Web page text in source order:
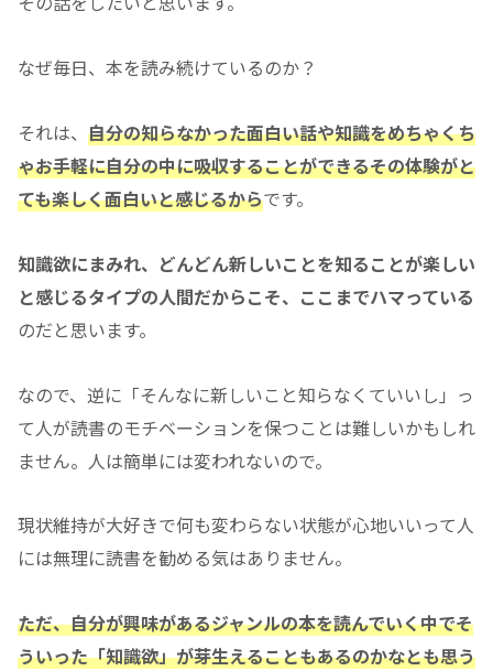
なぜ毎日、本を読み続けているのか？
それは、 自分の知らなかった面白い話や知識をめちゃくち
ゃお手軽に自分の中に吸収することができるその体験がと
ても楽しく面白いと感じるからです。
知識欲にまみれ、どんどん新しいことを知ることが楽しい
と感じるタイプの人間だからこそ、ここまでハマっている
のだと思います。
なので、逆に「そんなに新しいこと知らなくていいし」っ
て人が読書のモチベーションを保つことは難しいかもしれ
ません。人は簡単には変われないので。
現状維持が大好きで何も変わらない状態が心地いいって人
には無理に読書を勧める気はありません。
ただ、自分が興味があるジャンルの本を読んでいく中でそ
ういった「知識欲」が芽生えることもあるのかなとも思う